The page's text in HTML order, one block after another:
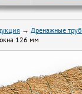
→ Дренажные
126 мм